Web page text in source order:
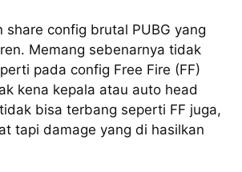
share config brutal PUBG yang
Memang sebenarnya tidak
pada config Free Fire (FF)
kena kepala atau auto head
bisa terbang seperti FF juga,
tapi damage yang di hasilkan